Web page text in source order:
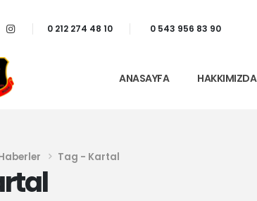
0 212 274 48 10 0 543 956 83 90
ANASAYFA HAKKIMIZDA
Tag - Kartal